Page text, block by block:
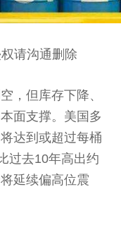
请沟通删除
，但库存下降、
面支撑。美国多
达到或超过每桶
过去10年高出约
将延续偏高位震